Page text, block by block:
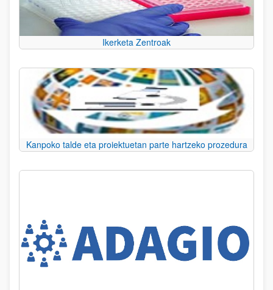
Ikerketa Zentroak
Kanpoko talde eta proiektuetan parte hartzeko prozedura